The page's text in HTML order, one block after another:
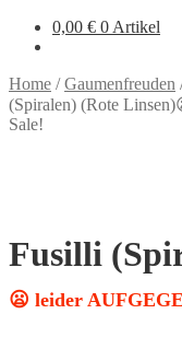
0,00 € 0 Artikel
Home /Gaumenfreuden
(Spiralen) (Rote
Sale!
Fusilli
😦 leider